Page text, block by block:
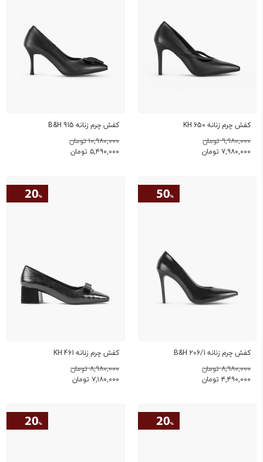
کفش چرم زنانه KH 650
۹,۹۸۰,۰۰۰ تومان
۷,۹۸۰,۰۰۰ تومان
کفش چرم زنانه B&H 915
۱۰,۹۸۰,۰۰۰ تومان
۵,۴۹۰,۰۰۰ تومان
کفش چرم زنانه B&H 206/1
۸,۹۸۰,۰۰۰ تومان
۴,۴۹۰,۰۰۰ تومان
کفش چرم زنانه KH 461
۸,۹۸۰,۰۰۰ تومان
۷,۱۸۰,۰۰۰ تومان